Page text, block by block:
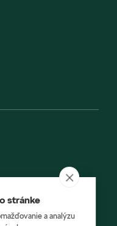
stránke
a analýzu